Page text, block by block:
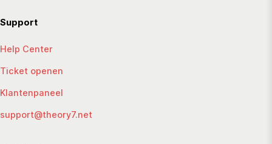
Support
Help Center
Ticket openen
Klantenpaneel
support@theory7.net